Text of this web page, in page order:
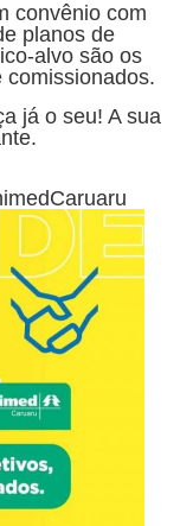
convênio com
planos de
alvo são os
comissionados.
já o seu! A sua